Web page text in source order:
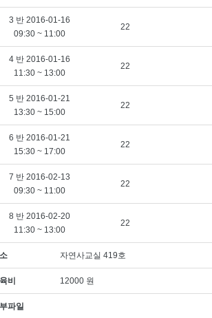
3 반 2016-01-16
09:30 ~ 11:00
22
4 반 2016-01-16
11:30 ~ 13:00
22
5 반 2016-01-21
13:30 ~ 15:00
22
6 반 2016-01-21
15:30 ~ 17:00
22
7 반 2016-02-13
09:30 ~ 11:00
22
8 반 2016-02-20
11:30 ~ 13:00
22
자연사교실 419호
비 12000 원
파일